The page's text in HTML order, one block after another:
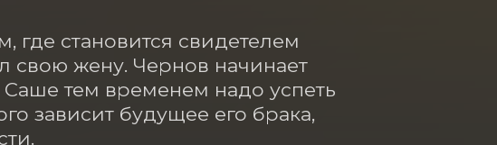
становится свидетелем
свою жену. Чернов начинает
тем временем надо успеть
зависит будущее его брака,